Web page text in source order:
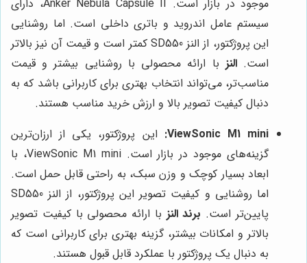
موجود در بازار است. Anker Nebula Capsule II، دارای
سیستم عامل اندروید و باتری داخلی است. اما روشنایی
این پروژکتور، از النز SD550 کمتر است و قیمت آن نیز بالاتر
است.النز با ارائه محصولی با روشنایی بیشتر و قیمت
مناسب‌تر، می‌تواند انتخاب بهتری برای کاربرانی باشد که به
دنبال کیفیت تصویر بالا و ارزش خرید مناسب هستند.
ViewSonic M1 mini: این پروژکتور، یکی از ارزان‌ترین
گزینه‌های موجود در بازار است. ViewSonic M1 mini، با
ابعاد بسیار کوچک و وزن سبک، به راحتی قابل حمل است.
اما روشنایی و کیفیت تصویر این پروژکتور، از النز SD550
پایین‌تر است. برند النز با ارائه محصولی با کیفیت تصویر
بالاتر و امکانات بیشتر، گزینه بهتری برای کاربرانی است که
به دنبال یک پروژکتور با عملکرد قابل قبول هستند.